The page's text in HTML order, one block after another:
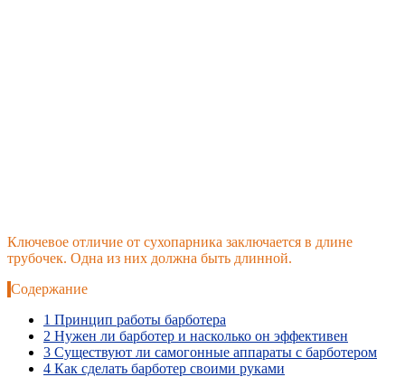
Ключевое отличие от сухопарника заключается в длине
трубочек. Одна из них должна быть длинной.
Содержание
1 Принцип работы барботера
2 Нужен ли барботер и насколько он эффективен
3 Существуют ли самогонные аппараты с барботером
4 Как сделать барботер своими руками